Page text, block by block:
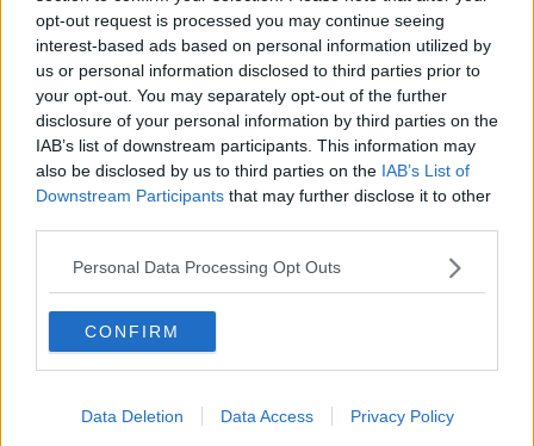
opt-out request is processed you may continue seeing
interest-based ads based on personal information utilized by
us or personal information disclosed to third parties prior to
your opt-out. You may separately opt-out of the further
disclosure of your personal information by third parties on the
IAB’s list of downstream participants. This information may
also be disclosed by us to third parties on the IAB’s List of
Downstream Participants that may further disclose it to other
Personal Data Processing Opt Outs
CONFIRM
Data Deletion Data Access Privacy Policy
​La Clownterapia
​Differenze tra persone frustrate e non
L’invisibile fatica mentale
Vacanze a km zero
​Buone Vacan(si)e!
​Il lato positivo delle cose
​Storie antiche di tempi moderni
​Quello che alle mamme non dicono
Adultescenza
Quando il silenzio è aggressivo
​Il passato, questo conosciuto!
​Clima ballerino e sbalzi d’umore
La maternità
​L’uomo o l’orso?
​Tutta una questione di rispetto